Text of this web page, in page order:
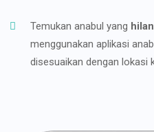
Temukan anabul yang
menggunakan aplikasi
disesuaikan dengan lokasi